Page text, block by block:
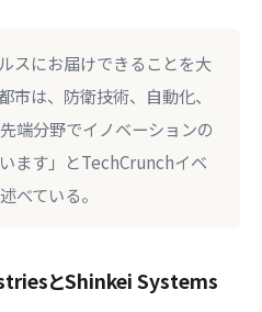
スにお届けできることを大
市は、防衛技術、自動化、
端分野でイノベーションの
ます」とTechCrunchイベ
べている。
とShinkei Systems